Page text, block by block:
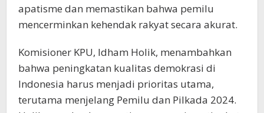
apatisme dan memastikan bahwa pemilu
mencerminkan kehendak rakyat secara akurat.
Komisioner KPU, Idham Holik, menambahkan
bahwa peningkatan kualitas demokrasi di
Indonesia harus menjadi prioritas utama,
terutama menjelang Pemilu dan Pilkada 2024.